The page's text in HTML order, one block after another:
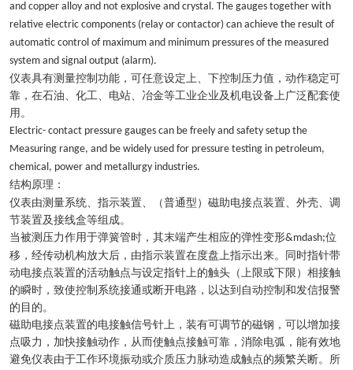
and copper alloy and not explosive and crystal. The gauges together with
relative electric components (relay or contactor) can achieve the result of
automatic control of maximum and minimum pressures of the measured
system and signal output (alarm).
仪表具有测量控制功能，可任意设定上、下控制压力值，动作稳定可
靠，在石油、化工、电站、冶金等工业企业及机电设备上广泛配套使
用。
Electric- contact pressure gauges can be freely and safety setup the
Measuring range, and be widely used for pressure testing in petroleum,
chemical, power and metallurgy industries.
结构原理：
仪表由测量系统、指示装置、（普通型）磁助电接点装置、外壳、调
节装置及接线盒等组成。
当被测压力作用于弹簧管时，其末端产生相应的弹性变形&mdash;位
移，经传动机构放大后，由指示装置在度盘上指示出来。同时指针带
动电接点装置的活动触点与设定指针上的触头（上限或下限）相接触
的瞬时，致使控制系统接通或断开电路，以达到自动控制和发信报警
的目的。
磁助电接点装置的电接触信号针上，装有可调节的磁钢，可以增加接
点吸力，加快接触动作，从而使触点接触可靠，消除电弧，能有效地
避免仪表由于工作环境振动或介质压力脉动造成触点的频繁关断。所